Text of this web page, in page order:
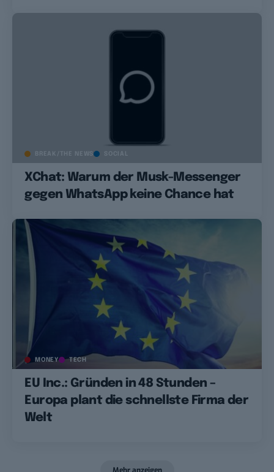
BREAK/THE NEWS SOCIAL
XChat: Warum der Musk-Messenger
gegen WhatsApp keine Chance hat
MONEY TECH
EU Inc.: Gründen in 48 Stunden –
Europa plant die schnellste Firma der
Welt